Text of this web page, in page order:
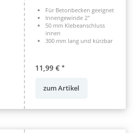
Für Betonbecken geeignet
Innengewinde 2"
50 mm Klebeanschluss
innen
300 mm lang und kürzbar
11,99 € *
zum Artikel